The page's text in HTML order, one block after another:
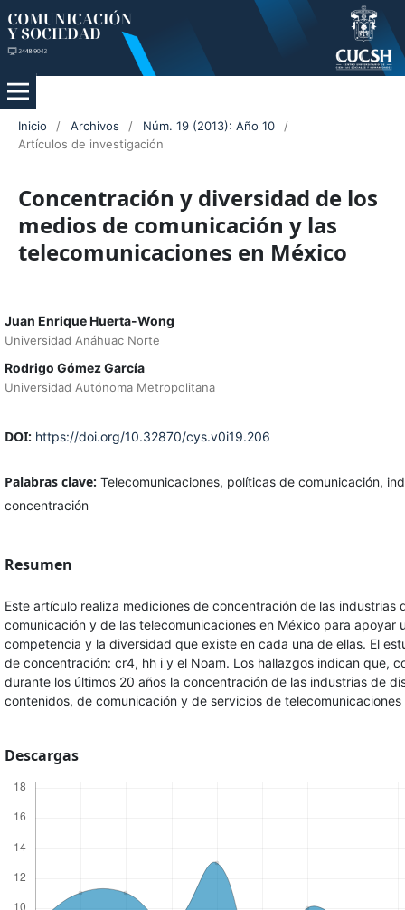
Inicio / Archivos / Núm. 19 (2013): Año 10
/
Artículos de investigación
Concentración y diversidad de los
medios de comunicación y las
telecomunicaciones en México
Juan Enrique Huerta-Wong
Universidad Anáhuac Norte
Rodrigo Gómez García
Universidad Autónoma Metropolitana
DOI: https://doi.org/10.32870/cys.v0i19.206
Palabras clave: Telecomunicaciones, políticas de comunicación,
concentración
Resumen
Este artículo realiza mediciones de concentración de las industrias
comunicación y de las telecomunicaciones en México para apoyar
competencia y la diversidad que existe en cada una de ellas. El
de concentración: cr4, hh i y el Noam. Los hallazgos indican que,
durante los últimos 20 años la concentración de las industrias de
contenidos, de comunicación y de servicios de
Descargas